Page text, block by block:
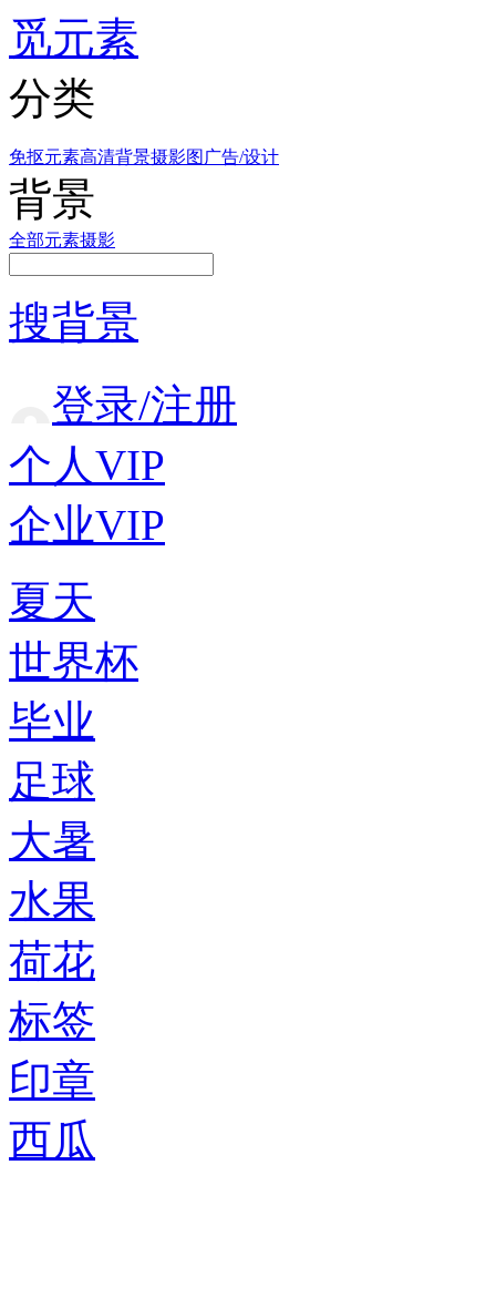
觅元素
分类
免抠元素高清背景摄影图 广告/设计
背景
全部元素摄影
搜背景
登录/注册
个人VIP
企业VIP
夏天
世界杯
毕业
足球
大暑
水果
荷花
标签
印章
西瓜